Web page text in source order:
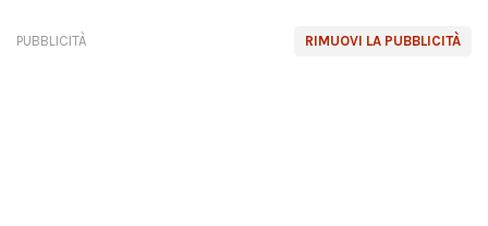
RIMUOVI LA PUBBLICITÀ
PUBBLICITÀ